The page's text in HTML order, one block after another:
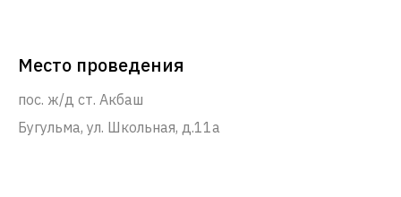
Место проведения
пос. ж/д ст. Акбаш
Бугульма, ул. Школьная, д.11а